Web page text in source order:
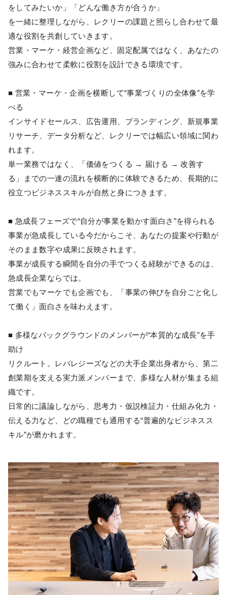
をしてみたいか」「どんな働き方が合うか」
を一緒に整理しながら、レクリーの課題と照らし合わせて最
適な役割を共創していきます。
営業・マーケ・経営企画など、固定配属ではなく、あなたの
強みに合わせて柔軟に役割を設計できる環境です。
■ 営業・マーケ・企画を横断して“事業づくりの全体像”を学
べる
インサイドセールス、広告運用、ブランディング、新規事業
リサーチ、データ分析など、レクリーでは幅広い領域に関わ
れます。
単一業務ではなく、「価値をつくる → 届ける → 改善す
る」までの一連の流れを横断的に体験できるため、長期的に
役立つビジネススキルが自然と身につきます。
■ 急成長フェーズで“自分が事業を動かす面白さ”を得られる
事業が急成長している今だからこそ、あなたの提案や行動が
そのまま数字や成果に反映されます。
事業が成長する瞬間を自分の手でつくる経験ができるのは、
急成長企業ならでは。
営業でもマーケでも企画でも、「事業の伸びを自分ごと化し
て働く」面白さを味わえます。
■ 多様なバックグラウンドのメンバーが“本質的な成長”を手
助け
リクルート。レバレジーズなどの大手企業出身者から、第二
創業期を支える実力派メンバーまで、多様な人材が集まる組
織です。
日常的に議論しながら、思考力・仮説検証力・仕組み化力・
伝える力など、どの職種でも通用する“普遍的なビジネスス
キル”が磨かれます。